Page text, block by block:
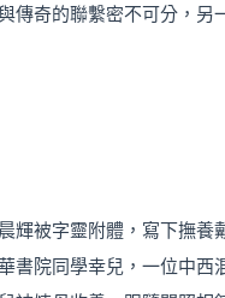
傳奇的聯繫密不可分，
輝被字靈附體，寫下撫
書院同學幸兒，一位中